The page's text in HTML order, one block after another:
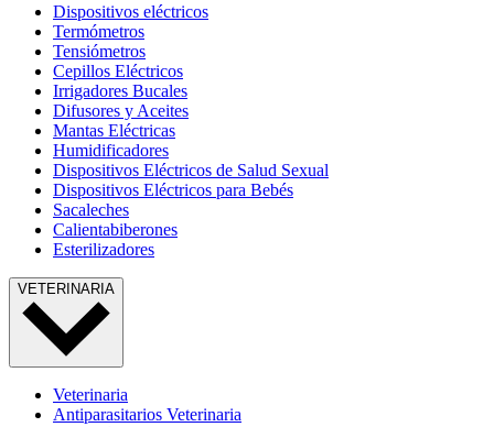
Dispositivos eléctricos
Termómetros
Tensiómetros
Cepillos Eléctricos
Irrigadores Bucales
Difusores y Aceites
Mantas Eléctricas
Humidificadores
Dispositivos Eléctricos de Salud Sexual
Dispositivos Eléctricos para Bebés
Sacaleches
Calientabiberones
Esterilizadores
VETERINARIA
Veterinaria
Antiparasitarios Veterinaria